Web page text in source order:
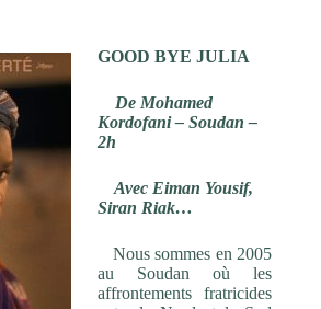
GOOD BYE JULIA
De Mohamed
Kordofani – Soudan –
2h
Avec Eiman Yousif,
Siran Riak…
Nous sommes en 2005
au Soudan où les
affrontements fratricides